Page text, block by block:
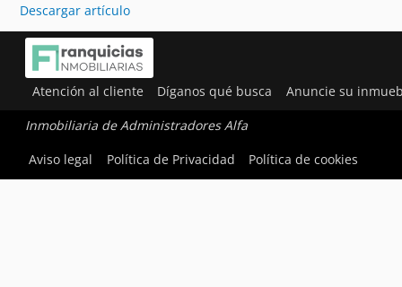
Descargar artículo
Atención al cliente Díganos qué busca Anuncie su
Inmobiliaria de Administradores Alfa
Aviso legal
Política de Privacidad Política de cookies